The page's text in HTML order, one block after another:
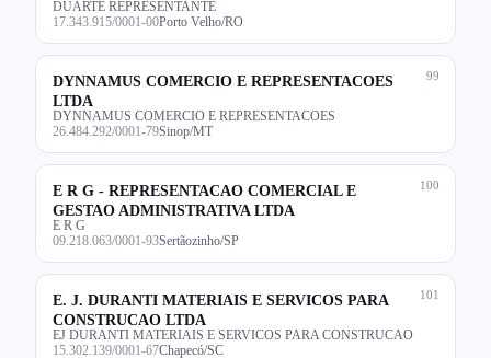
DUARTE REPRESENTANTE
17.343.915/0001-00Porto Velho/RO
99
DYNNAMUS COMERCIO E REPRESENTACOES
LTDA
DYNNAMUS COMERCIO E REPRESENTACOES
26.484.292/0001-79Sinop/MT
100
E R G - REPRESENTACAO COMERCIAL E
GESTAO ADMINISTRATIVA LTDA
E R G
09.218.063/0001-93Sertãozinho/SP
101
E. J. DURANTI MATERIAIS E SERVICOS PARA
CONSTRUCAO LTDA
EJ DURANTI MATERIAIS E SERVICOS PARA CONSTRUCAO
15.302.139/0001-67Chapecó/SC